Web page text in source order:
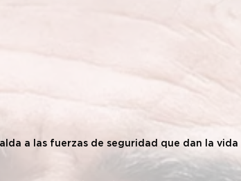
a las fuerzas de seguridad que dan la vida